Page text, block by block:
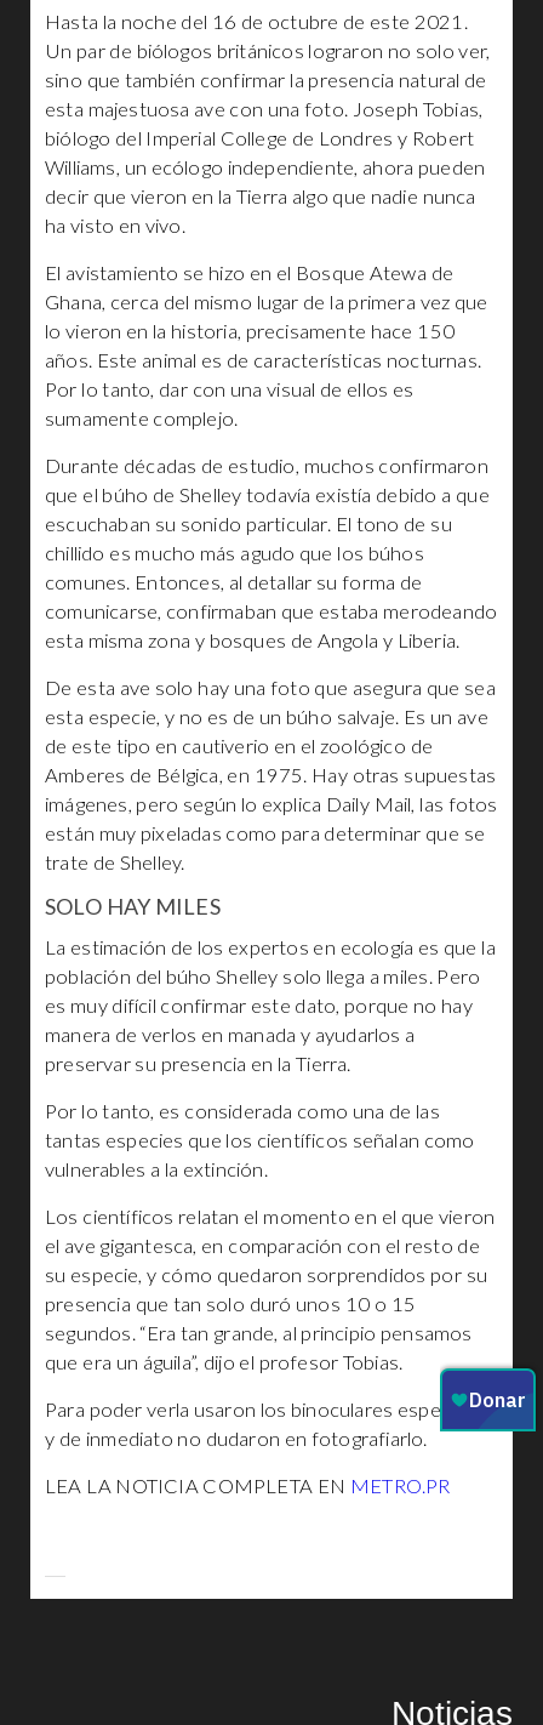
Hasta la noche del 16 de octubre de este 2021.
Un par de biólogos británicos lograron no solo ver,
sino que también confirmar la presencia natural de
esta majestuosa ave con una foto. Joseph Tobias,
biólogo del Imperial College de Londres y Robert
Williams, un ecólogo independiente, ahora pueden
decir que vieron en la Tierra algo que nadie nunca
ha visto en vivo.
El avistamiento se hizo en el Bosque Atewa de
Ghana, cerca del mismo lugar de la primera vez que
lo vieron en la historia, precisamente hace 150
años. Este animal es de características nocturnas.
Por lo tanto, dar con una visual de ellos es
sumamente complejo.
Durante décadas de estudio, muchos confirmaron
que el búho de Shelley todavía existía debido a que
escuchaban su sonido particular. El tono de su
chillido es mucho más agudo que los búhos
comunes. Entonces, al detallar su forma de
comunicarse, confirmaban que estaba merodeando
esta misma zona y bosques de Angola y Liberia.
De esta ave solo hay una foto que asegura que sea
esta especie, y no es de un búho salvaje. Es un ave
de este tipo en cautiverio en el zoológico de
Amberes de Bélgica, en 1975. Hay otras supuestas
imágenes, pero según lo explica Daily Mail, las fotos
están muy pixeladas como para determinar que se
trate de Shelley.
SOLO HAY MILES
La estimación de los expertos en ecología es que la
población del búho Shelley solo llega a miles. Pero
es muy difícil confirmar este dato, porque no hay
manera de verlos en manada y ayudarlos a
preservar su presencia en la Tierra.
Por lo tanto, es considerada como una de las
tantas especies que los científicos señalan como
vulnerables a la extinción.
Los científicos relatan el momento en el que vieron
el ave gigantesca, en comparación con el resto de
su especie, y cómo quedaron sorprendidos por su
presencia que tan solo duró unos 10 o 15
segundos. “Era tan grande, al principio pensamos
que era un águila”, dijo el profesor Tobias.
Para poder verla usaron los binoculares especiales
y de inmediato no dudaron en fotografiarlo.
LEA LA NOTICIA COMPLETA EN METRO.PR
Noticias